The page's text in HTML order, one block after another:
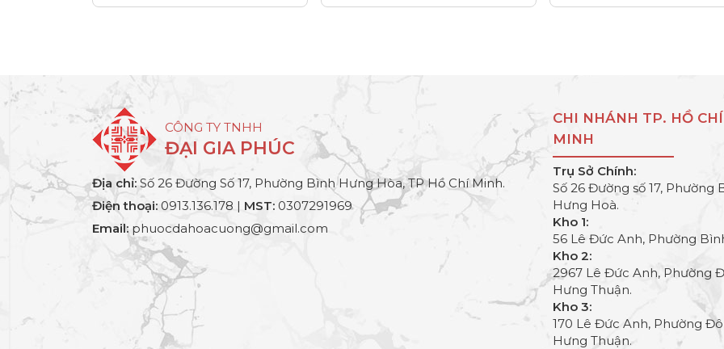
CÔNG TY TNHH
ĐẠI GIA PHÚC
Địa chỉ: Số 26 Đường Số 17, Phường Bình Hưng Hòa, TP Hồ Chí Minh.
Điện thoại: 0913.136.178 | MST: 0307291969
Email: phuocdahoacuong@gmail.com
CHI NHÁNH TP. HỒ CHÍ
MINH
Trụ Sở Chính:
Số 26 Đường số 17, Phường
Hưng Hoà.
Kho 1:
56 Lê Đức Anh, Phường
Kho 2:
2967 Lê Đức Anh, Phường
Hưng Thuận.
Kho 3:
170 Lê Đức Anh, Phường
Hưng Thuận.